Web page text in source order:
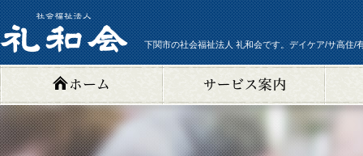
下関市の社会福祉法人 礼和会です。デイケア/サ高住/